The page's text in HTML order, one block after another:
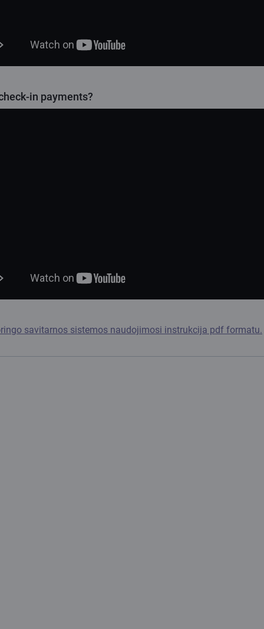
in payments?
savitarnos sistemos naudojimosi instrukcija pdf formatu.